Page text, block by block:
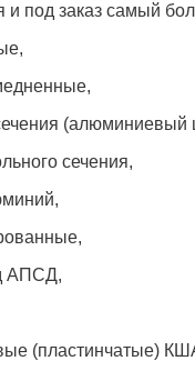
и под заказ самый
(алюминиевый
сечения,
АПСД,
(пластинчатые)